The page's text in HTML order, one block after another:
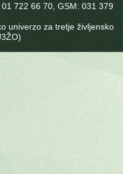
722 66 70, GSM: 031 379
univerzo za tretje življensko